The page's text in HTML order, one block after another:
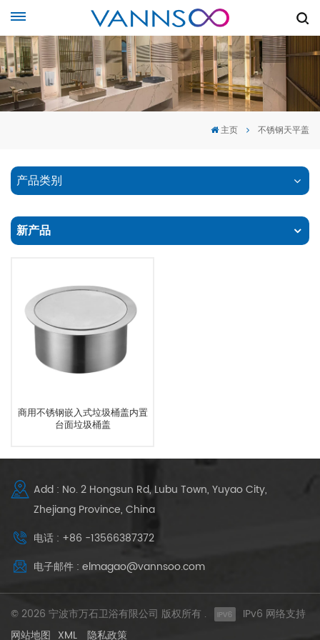
主页 不锈钢天平盖
产品类别
新产品
商用不锈钢嵌入式垃圾桶盖内置
台面垃圾桶盖
Add : No. 2 Hongsun Rd, Lubu Town, Yuyao City,
Zhejiang Province, China
电话 : +86 -13566387372
电子邮件 : elmagao@vannsoo.com
© 2026 宁波市万石卫浴有限公司 版权所有 .
IPv6 网络支持
网站地图 XML 隐私政策